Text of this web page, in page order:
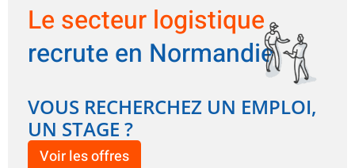
Le secteur logistique
recrute en Normandie
VOUS RECHERCHEZ UN EMPLOI,
UN STAGE ?
Voir les offres